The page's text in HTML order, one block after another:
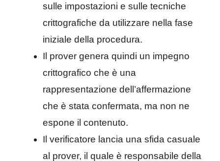
sulle impostazioni e sulle tecniche
crittografiche da utilizzare nella fase
iniziale della procedura.
Il prover genera quindi un impegno
crittografico che è una
rappresentazione dell’affermazione
che è stata confermata, ma non ne
espone il contenuto.
Il verificatore lancia una sfida casuale
al prover, il quale è responsabile della